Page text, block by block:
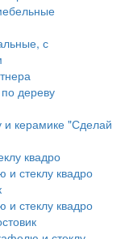
с
дереву
и керамике "Сделай
квадро
стеклу квадро
стеклу квадро